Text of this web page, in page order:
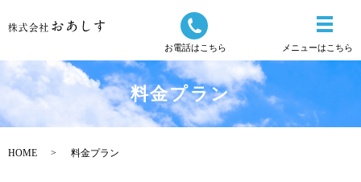
お電話はこちら メニューはこちら
料金プラン
HOME 料金プラン